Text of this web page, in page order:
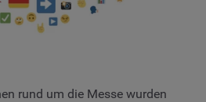
rund um die Messe wurden